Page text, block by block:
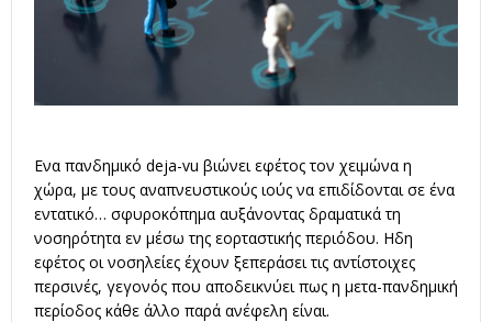
Ενα πανδημικό deja-vu βιώνει εφέτος τον χειμώνα η
χώρα, με τους αναπνευστικούς ιούς να επιδίδονται σε ένα
εντατικό… σφυροκόπημα αυξάνοντας δραματικά τη
νοσηρότητα εν μέσω της εορταστικής περιόδου. Ηδη
εφέτος οι νοσηλείες έχουν ξεπεράσει τις αντίστοιχες
περσινές, γεγονός που αποδεικνύει πως η μετα-πανδημική
περίοδος κάθε άλλο παρά ανέφελη είναι.